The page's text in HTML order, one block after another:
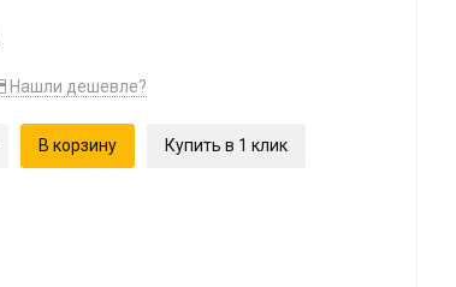
Нашли дешевле?
В корзину Купить в 1 клик